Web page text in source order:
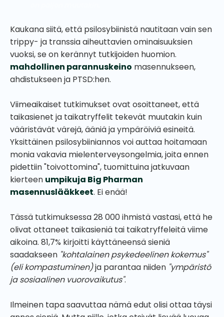
Kaukana siitä, että psilosybiinistä nautitaan vain sen
trippy- ja transsia aiheuttavien ominaisuuksien
vuoksi, se on kerännyt tutkijoiden huomion.
mahdollinen parannuskeino masennukseen,
ahdistukseen ja PTSD:hen.
Viimeaikaiset tutkimukset ovat osoittaneet, että
taikasienet ja taikatryffelit tekevät muutakin kuin
vääristävät värejä, ääniä ja ympäröiviä esineitä.
Yksittäinen psilosybiiniannos voi auttaa hoitamaan
monia vakavia mielenterveysongelmia, joita ennen
pidettiin "toivottomina", tuomittuina jatkuvaan
kierteen umpikuja Big Pharman
masennuslääkkeet. Ei enää!
Tässä tutkimuksessa 28 000 ihmistä vastasi, että he
olivat ottaneet taikasieniä tai taikatryffeleitä viime
aikoina. 81,7% kirjoitti käyttäneensä sieniä
saadakseen "kohtalainen psykedeelinen kokemus"
(eli kompastuminen)ja parantaa niiden "ympäristö
ja sosiaalinen vuorovaikutus".
Ilmeinen tapa saavuttaa nämä edut olisi ottaa täysi